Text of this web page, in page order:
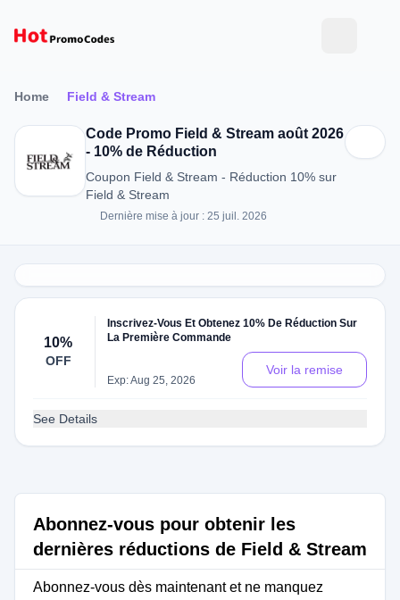
Home Field & Stream
Code Promo Field & Stream août 2026
- 10% de Réduction
Coupon Field & Stream - Réduction 10% sur
Field & Stream
Dernière mise à jour : 25 juil. 2026
10%
OFF
Inscrivez-Vous Et Obtenez 10% De Réduction Sur
La Première Commande
Exp: Aug 25, 2026
Voir la remise
See Details
Abonnez-vous pour obtenir les
dernières réductions de Field & Stream
Abonnez-vous dès maintenant et ne manquez